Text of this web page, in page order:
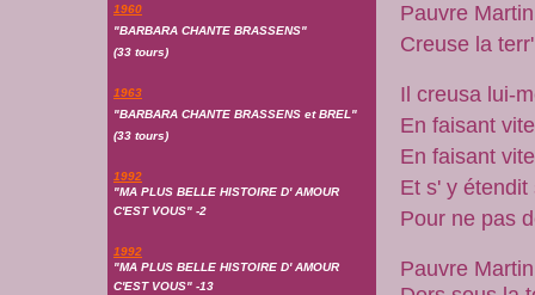
1960
"BARBARA CHANTE BRASSENS"
(33 tours)
1963
"BARBARA CHANTE BRASSENS et BREL"
(33 tours)
1992
"MA PLUS BELLE HISTOIRE D' AMOUR
C'EST VOUS" -2
1992
"MA PLUS BELLE HISTOIRE D' AMOUR
C'EST VOUS" -13
Pauvre
Creuse la
Il creusa lui-
En faisant
En faisant
Et s' y
Pour ne pas
Pauvre